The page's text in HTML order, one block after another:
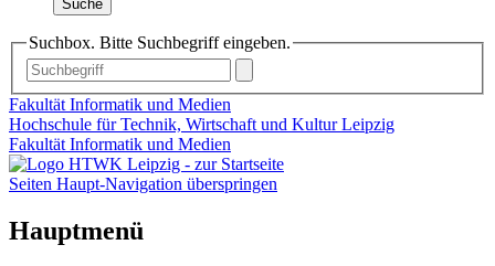
Suche
Suchbox. Bitte Suchbegriff eingeben.
Fakultät Informatik und Medien
Hochschule für Technik, Wirtschaft und Kultur Leipzig
Fakultät Informatik und Medien
Seiten Haupt-Navigation überspringen
Hauptmenü